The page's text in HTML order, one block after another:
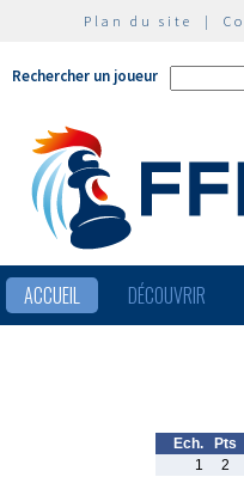
Plan du site |
Rechercher un joueur
ACCUEIL DÉCOUVRIR
Ech. Pts
1
2